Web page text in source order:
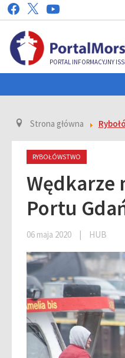
PORTAL INFORMACYJNY
Strona główna
RYBOŁÓWSTWO
Wędkarze
Portu
06 maja 2020 | HUB